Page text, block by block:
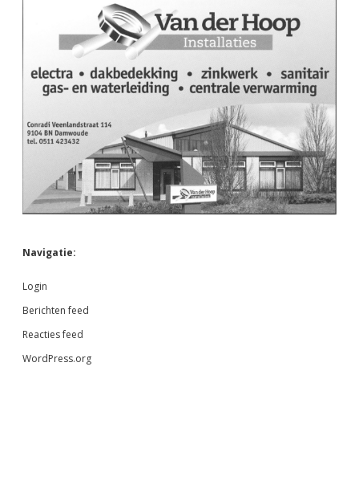
Navigatie:
Login
Berichten feed
Reacties feed
WordPress.org